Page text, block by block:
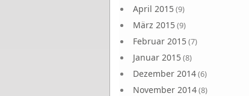
April 2015(9)
März 2015(9)
Februar 2015(7)
Januar 2015(8)
Dezember 2014(6)
November 2014(8)